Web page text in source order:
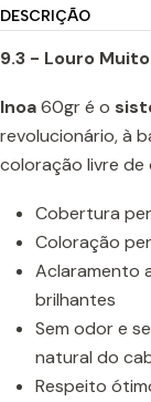
DESCRIÇÃO
9.3 - Louro
Inoa60gr é o
revolucionário, à
coloração livre de
Cobertura
Coloração
Aclaramento
brilhantes
Sem odor e
natural do
Respeito